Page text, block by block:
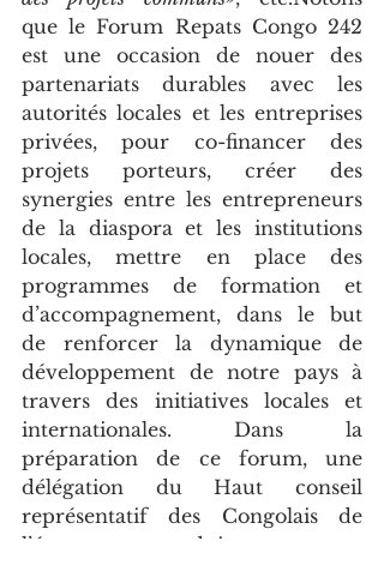
que le Forum Repats Congo 242
est une occasion de nouer des
partenariats durables avec les
autorités locales et les entreprises
privées, pour co-financer des
projets porteurs, créer des
synergies entre les entrepreneurs
de la diaspora et les institutions
locales, mettre en place des
programmes de formation et
d’accompagnement, dans le but
de renforcer la dynamique de
développement de notre pays à
travers des initiatives locales et
internationales. Dans la
préparation de ce forum, une
délégation du Haut conseil
représentatif des Congolais de
l’étranger, conduite par sa